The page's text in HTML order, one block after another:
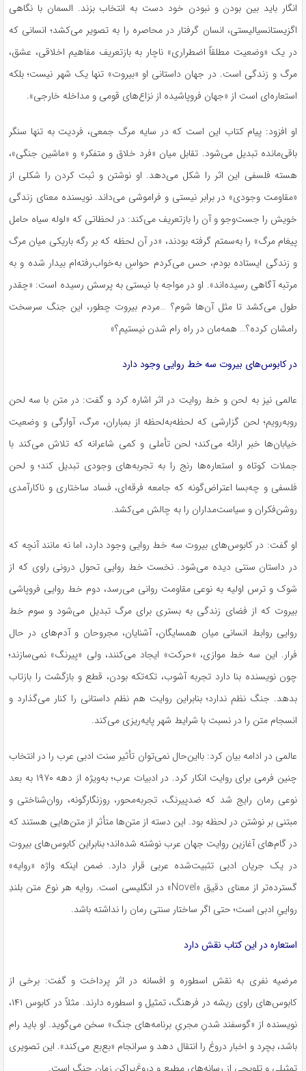
انگار باید بین بودن و نبودن خود دست به انتخاب بزند. السمان با نگاهی
اگزیستانسیالیستی، انسان گرفتار در محاصره را به تصویر می‌کشد؛ انسانی که
در یک «وضعیت مطلقاً اضطراری» ناچار به بازتعریف مفاهیم اخلاقی، عشق،
مرگ و زندگی است. در جهان داستانی او «بیروت» تنها یک شهر نیست؛ بلکه
استعاره‌ای است از «جهان فروپاشیده از نزاع‌های قومی و مداخله خارجی».
او افزود: پیام کتاب این است که در سایه مرگ جمعی، فردیت به تنها سنگر
باقی‌مانده تبدیل می‌شود. تقابل میان «فرد خلاق و متفکر» و «ماشین جنگی»،
هسته فلسفی این اثر را شکل می‌دهد. او نوشتن و ثبت کردن را شکلی از
«مقاومت وجودی» در برابر نیستی و فراموشی می‌داند. نویسنده معنای زندگی
خویش را جست‌وجو و آن را بازتعریف می‌کند: در لحظاتی که «لوله سیاه حامل
پیغام مرگ» را به‌سمتم گرفته بودند، «در آن لحظه که بر رگه باریکی میان مرگ
و زندگی ایستاده بودم، حس می‌کردم حواسِ به‌خواب‌رفته‌ام بیدار شده و به
مرتبه آگاهی رسیده‌اند». او در مواجه با نیستی به پرسش رسیده است: «چقدر
طول می‌کشد تا مثل آن‌ها شوم؟ …مردم بیروت چطور، این جنگ سرسخت
رامشان کرده؟… همه‌مان در راه رام شدن نیستیم؟»
در کابوس‌های بیروت سه خط روایی وجود دارد
عالمی نیز به لحن و خط روایت در اثر اشاره کرد و گفت: در متن با سه لحن
روبه‌رویم؛ لحن گزارشی که لحظه‌به‌لحظه از بمباران، مرگ، آوارگی و وضعیت
خیابان‌ها خبر ارائه می‌کند؛ لحن تأملی و کمی شاعرانه که تلاش می‌کند با
جملات کوتاه و استعاره‌ها رنج را به تجربه‌های وجودی تبدیل کند؛ و لحن
فلسفی و چه‌بسا اعتراض‌گونه که جامعه فرقه‌ای، فساد ساختاری و ناکارآمدی
روشن‌فکران و سیاست‌مداران را به چالش می‌کشد.
او گفت: در کابوس‌های بیروت سه خط روایی وجود دارد، اما نه مانند آنچه که
در داستان سنتی دیده می‌شود. نخست خط روایی تحول درونی راوی که از
شوک و ترس اولیه به نوعی مقاومت روانی می‌رسد، دوم خط روایی فروپاشی
بیروت که از فضای زندگی به بستری برای مرگ تبدیل می‌شود و سوم خط
روایی روابط انسانی میان همسایگان، آشنایان، مجروحان و آدم‌های در حال
فرار. این سه خط موازی، «حرکت» ایجاد می‌کنند، ولی «پیرنگ» نمی‌سازند؛
چون نویسنده بنا دارد تجربه آشوب، تکه‌تکه بودن، قطع ‌و بازگشت را بازتاب
بدهد. جنگ نظم ندارد؛ بنابراین روایت هم نظم داستانی را کنار می‌گذارد و
انسجام متن را در نسبت با شرایط شهر پایه‌ریزی می‌کند.
عالمی در ادامه بیان کرد: بااین‌حال نمی‌توان تأثیر سنت ادبی عرب را در انتخاب
چنین فرمی برای روایت انکار کرد. در ادبیات عرب؛ به‌ویژه از دهه ۱۹۷۰ به بعد
نوعی رمان رایج شد که ضدپیرنگ، تجربه‌محور، روزنگارگونه، روان‌شناختی و
مبتنی بر نوشتن در لحظه بود. این دسته از متن‌ها متأثر از متن‌هایی هستند که
در گام‌های آغازین روایت جهان عرب نوشته شده‌اند؛ بنابراین کابوس‌های بیروت
در یک جریان ادبی تثبیت‌شده عربی قرار دارد. ضمن اینکه واژه «روایه»
گسترده‌تر از معنای دقیق «Novel» در انگلیسی است. روایه هر نوع متن بلندِ
رواییِ ادبی است؛ حتی اگر ساختار سنتی رمان را نداشته باشد.
استعاره در این کتاب نقش دارد
مرضیه نفری به نقش اسطوره و افسانه در اثر پرداخت و گفت: برخی از
کابوس‌های راوی ریشه در فرهنگ، تمثیل و اسطوره دارند. مثلاً در کابوس ۱۴۱،
نویسنده از «گوسفند شدنِ مجریِ برنامه‌های جنگ» سخن می‌گوید. او باید رام
باشد، بچرد و اخبار دروغ را انتقال دهد و سرانجام «بع‌بع می‌کند». این تصویری